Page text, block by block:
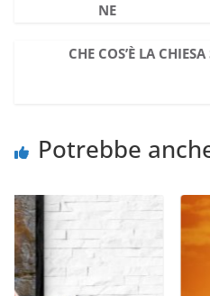
NE
CHE COS’È LA
Potrebbe